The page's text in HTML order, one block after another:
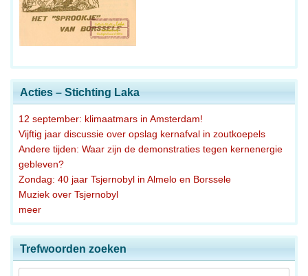
Acties – Stichting Laka
12 september: klimaatmars in Amsterdam!
Vijftig jaar discussie over opslag kernafval in zoutkoepels
Andere tijden: Waar zijn de demonstraties tegen kernenergie
gebleven?
Zondag: 40 jaar Tsjernobyl in Almelo en Borssele
Muziek over Tsjernobyl
meer
Trefwoorden zoeken